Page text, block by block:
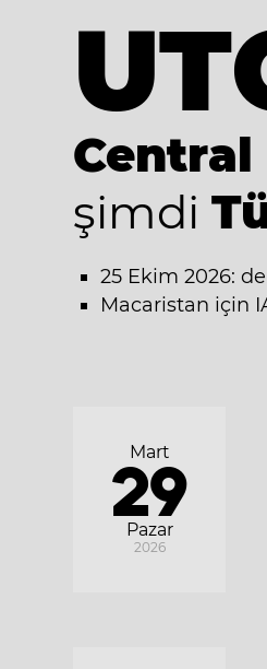
Central
şimdi
25 Ekim 2026:
Macaristan için
Pazar
Mart
29
2026